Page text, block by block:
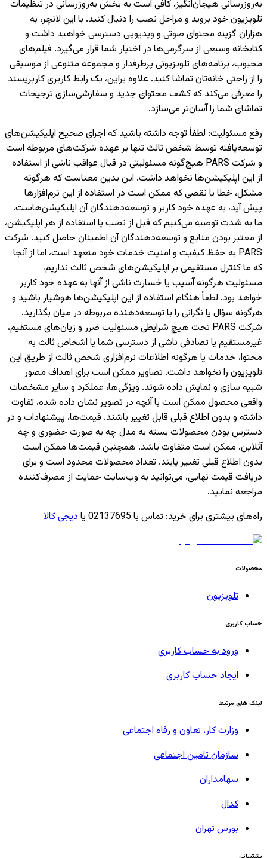
به‌روزرسانی هیجان‌انگیز، کافی است به بخش به‌روزرسانی در تنظیمات
تلویزیون خود بروید و مراحل نصب را دنبال کنید. با این لانچر، به
هزاران گزینه محتوای صوتی و ویدیویی دسترسی خواهید داشت و
کتابخانه وسیعی از سرگرمی‌ها در اختیار شما قرار می‌گیرد. فیلم‌های
محبوب، برنامه‌های تلویزیونی پرطرفدار و مجموعه متنوعی از موسیقی
را از راحتی خانه‌تان تماشا کنید. علاوه براین، یک رابط کاربری کاربرپسند
را معرفی می‌کند که کشف محتوای جدید و سفارشی‌سازی ترجیحات
تماشای شما را آسان‌تر می‌سازد.
رفع مسئولیت: لطفاً توجه داشته باشید که اجرای صحیح اپلیکیشن‌های
توسعه‌یافته توسط شخص ثالث تنها بر عهده شرکت‌های مربوطه است
و شرکت PARS هیچ‌گونه مسئولیتی در قبال عواقب ناشی از استفاده
از این اپلیکیشن‌ها نخواهد داشت. این بدین معناست که هرگونه
مشکل، خطا یا نقصی که ممکن است در استفاده از این نرم‌افزارها
پیش آید، به عهده خود کاربر و توسعه‌دهندگان آن اپلیکیشن‌هاست.
ما به شدت توصیه می‌کنیم که قبل از نصب یا استفاده از هر اپلیکیشن،
از معتبر بودن منابع و توسعه‌دهندگان آن اطمینان حاصل کنید. شرکت
PARS به حفظ کیفیت و امنیت خدمات خود متعهد است، اما از آنجا
که ما کنترل مستقیمی بر اپلیکیشن‌های شخص ثالث نداریم،
مسئولیت هرگونه آسیب یا خسارت ناشی از آنها به عهده خود کاربر
خواهد بود. لطفاً هنگام استفاده از این اپلیکیشن‌ها هوشیار باشید و
هرگونه سؤال یا نگرانی را با توسعه‌دهنده مربوطه در میان بگذارید.
شرکت PARS تحت هیچ شرایطی مسئولیت ضرر و زیان‌های مستقیم،
غیرمستقیم یا تصادفی ناشی از دسترسی شما یا اشخاص ثالث به
محتوا، خدمات یا هرگونه اطلاعات نرم‌افزاری شخص ثالث از طریق این
تلویزیون را نخواهد داشت. تصاویر ممکن است برای اهداف مصور
شبیه سازی و نمایش داده شوند. ویژگی‌ها، عملکرد و سایر مشخصات
واقعی محصول ممکن است با آنچه در تصویر نشان داده شده، تفاوت
داشته و بدون اطلاع قبلی قابل تغییر باشند. قیمت‌ها، پیشنهادات و در
دسترس بودن محصولات بسته به مدل چه به صورت حضوری و چه
آنلاین، ممکن است متفاوت باشد. همچنین قیمت‌ها ممکن است
بدون اطلاع قبلی تغییر یابند. تعداد محصولات محدود است و برای
دریافت قیمت نهایی، می‌توانید به وب‌سایت حمایت از مصرف‌کننده
مراجعه نمایید.
راه‌های بیشتری برای خرید: تماس با 02137695 یا دیجی کالا
محصولات
تلویزیون
حساب کاربری
ورود به حساب کاربری
ایجاد حساب کاربری
لینک های مرتبط
وزارت کار، تعاون و رفاه اجتماعی
سازمان تامین اجتماعی
سهامداران
کدال
بورس تهران